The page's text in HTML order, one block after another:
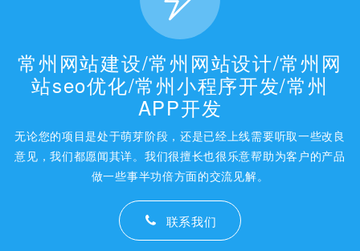
常州网站建设/常州网站设计/常州网
站seo优化/常州小程序开发/常州
APP开发
无论您的项目是处于萌芽阶段，还是已经上线需要听取一些改良
意见，我们都愿闻其详。我们很擅长也很乐意帮助为客户的产品
做一些事半功倍方面的交流见解。
联系我们